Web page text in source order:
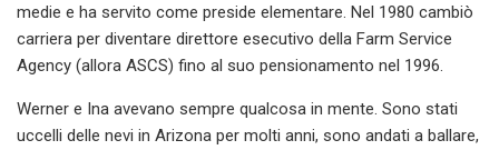
medie e ha servito come preside elementare. Nel 1980 cambiò
carriera per diventare direttore esecutivo della Farm Service
Agency (allora ASCS) fino al suo pensionamento nel 1996.
Werner e Ina avevano sempre qualcosa in mente. Sono stati
uccelli delle nevi in ​​Arizona per molti anni, sono andati a ballare,